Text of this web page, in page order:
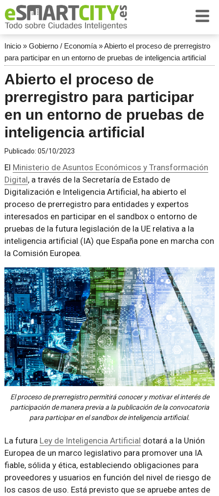
Inicio» Gobierno / Economía»Abierto el proceso de prerregistro
para participar en un entorno de pruebas de inteligencia artificial
Abierto el proceso de
prerregistro para participar
en un entorno de pruebas de
inteligencia artificial
Publicado: 05/10/2023
El Ministerio de Asuntos Económicos y Transformación
Digital, a través de la Secretaría de Estado de
Digitalización e Inteligencia Artificial, ha abierto el
proceso de prerregistro para entidades y expertos
interesados en participar en el sandbox o entorno de
pruebas de la futura legislación de la UE relativa a la
inteligencia artificial (IA) que España pone en marcha con
la Comisión Europea.
El proceso de prerregistro permitirá conocer y motivar el interés de
participación de manera previa a la publicación de la convocatoria
para participar en el sandbox de inteligencia artificial.
La futura Ley de Inteligencia Artificial dotará a la Unión
Europea de un marco legislativo para promover una IA
fiable, sólida y ética, estableciendo obligaciones para
proveedores y usuarios en función del nivel de riesgo de
los casos de uso. Está previsto que se apruebe antes de